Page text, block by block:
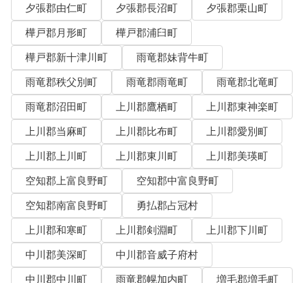
夕張郡由仁町
夕張郡長沼町
夕張郡栗山町
樺戸郡月形町
樺戸郡浦臼町
樺戸郡新十津川町
雨竜郡妹背牛町
雨竜郡秩父別町
雨竜郡雨竜町
雨竜郡北竜町
雨竜郡沼田町
上川郡鷹栖町
上川郡東神楽町
上川郡当麻町
上川郡比布町
上川郡愛別町
上川郡上川町
上川郡東川町
上川郡美瑛町
空知郡上富良野町
空知郡中富良野町
空知郡南富良野町
勇払郡占冠村
上川郡和寒町
上川郡剣淵町
上川郡下川町
中川郡美深町
中川郡音威子府村
中川郡中川町
雨竜郡幌加内町
増毛郡増毛町